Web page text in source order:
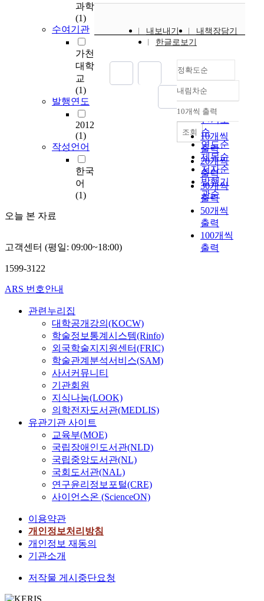
과학
(1)
수여기관
가천
대학
교
(1)
발행연도
2012
(1)
작성언어
한국
어
(1)
오늘 본 자료
대
후
활
내보내기
내책장담기
한글로보기
정확도순
정확도
순
인기도
순
연도순
제목순
저자순
발행기
관순
내림차순
내림차순
10개씩 출력
10개씩
출력
20개씩
출력
30개씩
출력
50개씩
출력
100개씩
출력
조회
고객센터 (평일: 09:00~18:00)
1599-3122
ARS 번호안내
관련누리집
대학공개강의(KOCW)
학술정보통계시스템(Rinfo)
외국학술지지원센터(FRIC)
학술관계분석서비스(SAM)
사서커뮤니티
기관회원
지식나눔(LOOK)
의학전자도서관(MEDLIS)
유관기관 사이트
교육부(MOE)
국립장애인도서관(NLD)
국립중앙도서관(NL)
국회도서관(NAL)
연구윤리정보포털(CRE)
사이언스온 (ScienceON)
이용약관
개인정보처리방침
개인정보 재동의
기관소개
저작물 게시중단요청